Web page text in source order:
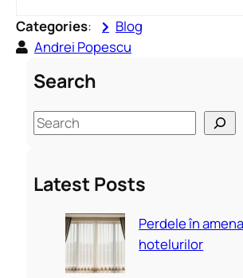
Categories:
Blog
Andrei Popescu
Search
S
e
rLatest Posts
Perdele în
hotelurilor